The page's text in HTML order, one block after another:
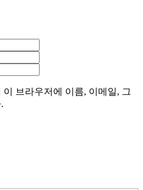
브라우저에 이름, 이메일, 그